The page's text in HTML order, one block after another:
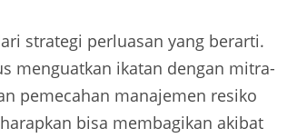
strategi perluasan yang berarti.
menguatkan ikatan dengan mitra-
pemecahan manajemen resiko
bisa membagikan akibat